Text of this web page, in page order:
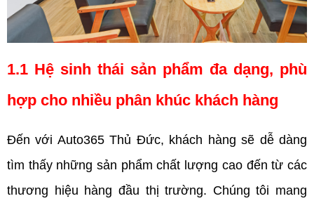
1.1 Hệ sinh thái sản phẩm đa dạng, phù
hợp cho nhiều phân khúc khách hàng
Đến với Auto365 Thủ Đức, khách hàng sẽ dễ dàng
tìm thấy những sản phẩm chất lượng cao đến từ các
thương hiệu hàng đầu thị trường. Chúng tôi mang